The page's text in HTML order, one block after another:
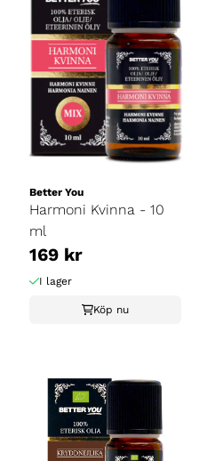
Better You
Harmoni Kvinna - 10
ml
169 kr
I lager
Köp nu